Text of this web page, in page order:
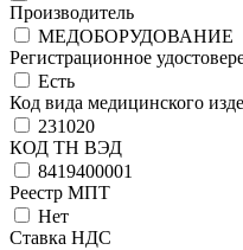
Производитель
МЕДОБОРУДОВАНИЕ
Регистрационное
Есть
Код вида медицинского
231020
КОД ТН ВЭД
8419400001
Реестр МПТ
Нет
Ставка НДС